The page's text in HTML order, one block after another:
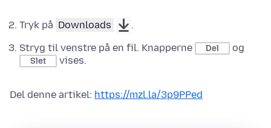
Tryk på Downloads .
Stryg til venstre på en fil. Knapperne Del og
Slet vises.
Del denne artikel: https://mzl.la/3p9PPed